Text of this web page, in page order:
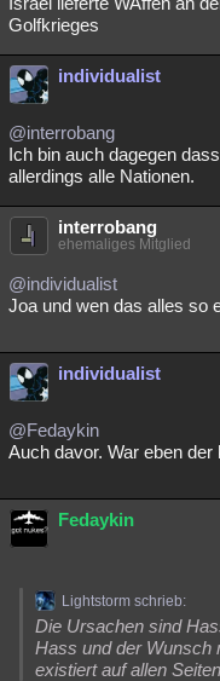
Golfkrieges
individualist
@interrobang
Ich bin auch dagegen
allerdings alle Nationen.
interrobang
ehemaliges Mitglied
@individualist
Joa und wen das alles so
individualist
@Fedaykin
Auch davor. War eben
Fedaykin
Lightstorm schrieb:
Die Ursachen sind
Hass und der Wunsch
existiert auf allen